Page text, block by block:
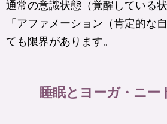
通常の意識状態（覚醒している
「アファメーション（肯定的な
ても限界があります。
睡眠とヨーガ・ニー